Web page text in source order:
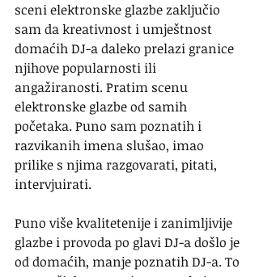
sceni elektronske glazbe zaključio
sam da kreativnost i umještnost
domaćih DJ-a daleko prelazi granice
njihove popularnosti ili
angažiranosti. Pratim scenu
elektronske glazbe od samih
početaka. Puno sam poznatih i
razvikanih imena slušao, imao
prilike s njima razgovarati, pitati,
intervjuirati.
Puno više kvalitetenije i zanimljivije
glazbe i provoda po glavi DJ-a došlo je
od domaćih, manje poznatih DJ-a. To